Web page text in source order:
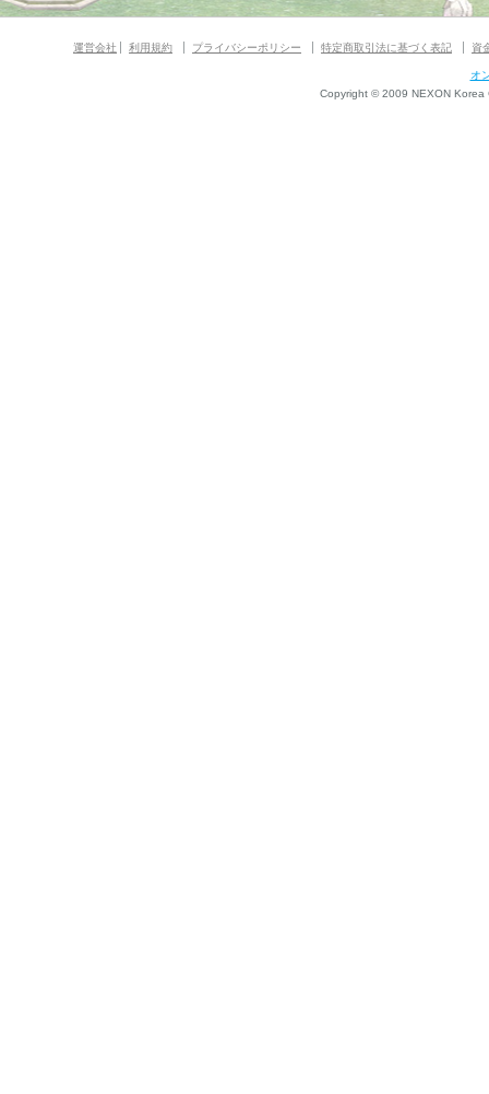
運営会社 利用規約 プライバシーポリシー 特定商取引法に基づく表記 資
オ
Copyright © 2009 NEXON Korea